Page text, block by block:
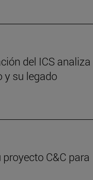
del ICS analiza
y su legado
C&C para